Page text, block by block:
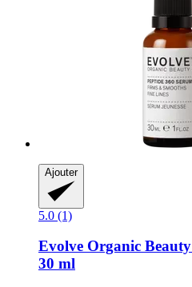
Ajouter
5.0 (1)
Evolve Organic Beauty
30 ml